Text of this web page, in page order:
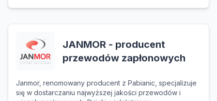
JANMOR - producent
przewodów zapłonowych
Janmor, renomowany producent z Pabianic, specjalizuje
się w dostarczaniu najwyższej jakości przewodów i